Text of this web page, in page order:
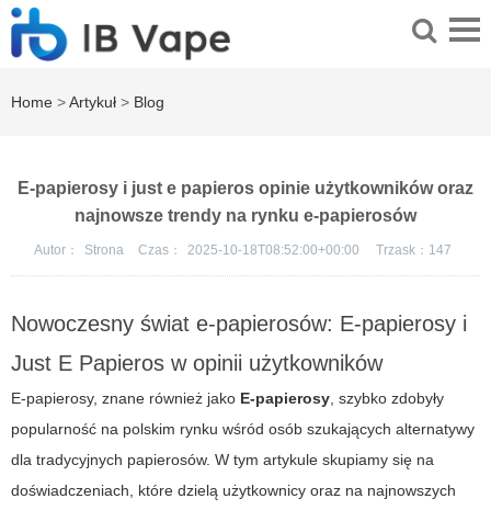
Home >Artykuł > Blog
E-papierosy i just e papieros opinie użytkowników oraz
najnowsze trendy na rynku e-papierosów
Autor： Strona Czas： 2025-10-18T08:52:00+00:00 Trzask： 147
Nowoczesny świat e-papierosów: E-papierosy i
Just E Papieros w opinii użytkowników
E-papierosy, znane również jako E-papierosy, szybko zdobyły
popularność na polskim rynku wśród osób szukających alternatywy
dla tradycyjnych papierosów. W tym artykule skupiamy się na
doświadczeniach, które dzielą użytkownicy oraz na najnowszych